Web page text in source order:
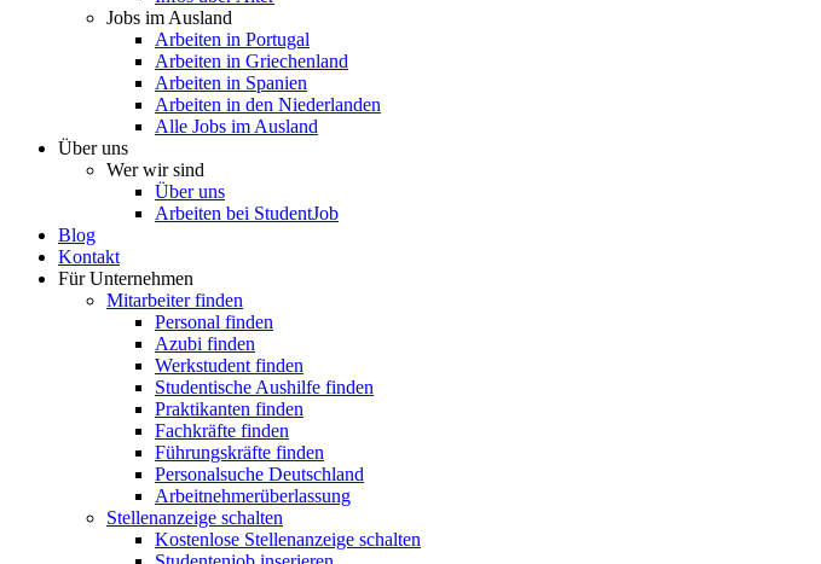
Jobs im Ausland
Arbeiten in Portugal
Arbeiten in Griechenland
Arbeiten in Spanien
Arbeiten in den Niederlanden
Alle Jobs im Ausland
Über uns
Wer wir sind
Über uns
Arbeiten bei StudentJob
Blog
Kontakt
Für Unternehmen
Mitarbeiter finden
Personal finden
Azubi finden
Werkstudent finden
Studentische Aushilfe finden
Praktikanten finden
Fachkräfte finden
Führungskräfte finden
Personalsuche Deutschland
Arbeitnehmerüberlassung
Stellenanzeige schalten
Kostenlose Stellenanzeige schalten